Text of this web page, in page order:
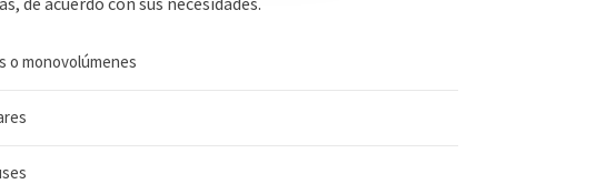
o monovolúmenes